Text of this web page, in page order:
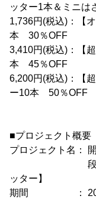
ッター1本＆ミニ
1,736円(税込)：【
本 30％OFF
3,410円(税込)：【
本 45％OFF
6,200円(税込)：【
ー10本 50％OFF
■プロジェクト概要
プロジェクト名：
段ボールの
ッター】
期間 ： 2022年